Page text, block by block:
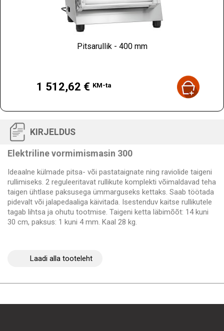
Pitsarullik - 400 mm
1 512,62 € KM-ta
KIRJELDUS
Elektriline vormimismasin 300
Ideaalne külmade pitsa- või pastataignate ning raviolide taigeni
rullimiseks. 2 reguleeritavat rullikute komplekti võimaldavad teha
taigen ühtlase paksusega ümmarguseks kettaks. Saab töötada
pidevalt või jalapedaaliga käivitada. Isestenduv kaitse rullikutele
tagab lihtsa ja ohutu tootmise. Taigeni ketta läbimõõt: 14 kuni
30 cm, paksus: 1 kuni 4 mm. Kaal 28 kg.
Laadi alla tooteleht